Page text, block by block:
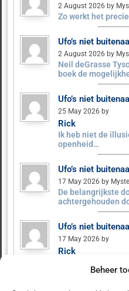
Beheer
2 August 2026 by
Zo werkt het
Ufo’s niet
2 August 2026 by
Neil deGrasse
boek de
Ufo’s niet
25 May 2026 by
Rick
Ik heb niet de
openheid…
Ufo’s niet
17 May 2026 by
De belangrijkste
achtergehouden
Ufo’s niet
17 May 2026 by
Rick